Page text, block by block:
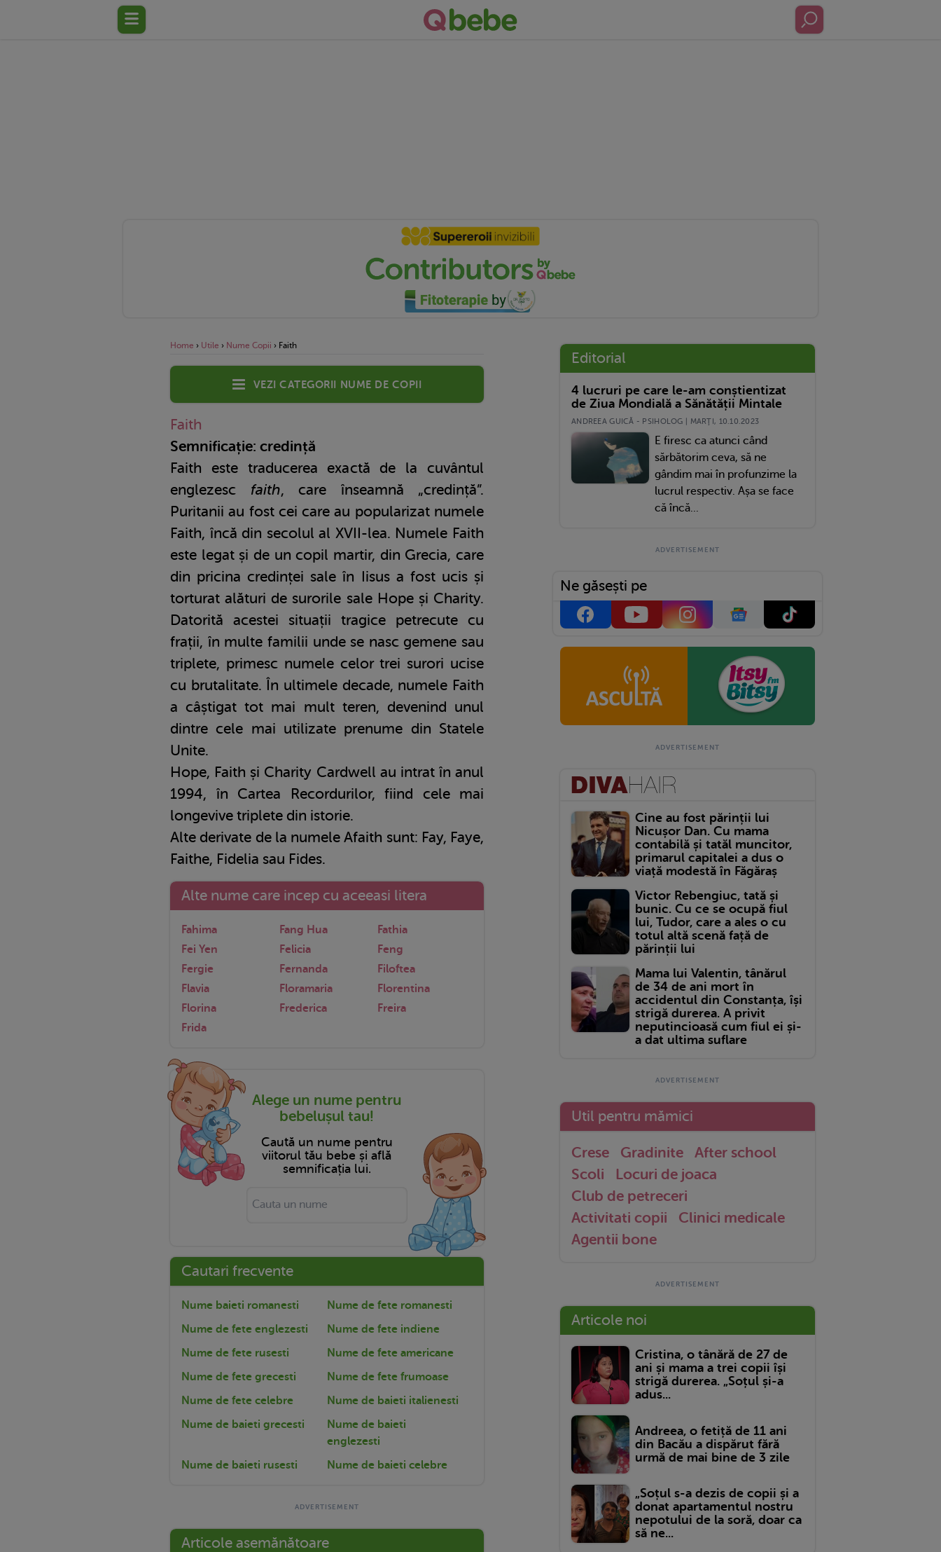
Home › Utile › Nume Copii › Faith
Vezi categorii nume de copii
Faith
Semnificație: credință
Faith este traducerea exactă de la cuvântul
englezesc faith, care înseamnă „credință”.
Puritanii au fost cei care au popularizat numele
Faith, încă din secolul al XVII-lea. Numele Faith
este legat și de un copil martir, din Grecia, care
din pricina credinței sale în Iisus a fost ucis și
torturat alături de surorile sale Hope și Charity.
Datorită acestei situații tragice petrecute cu
frații, în multe familii unde se nasc gemene sau
triplete, primesc numele celor trei surori ucise
cu brutalitate. În ultimele decade, numele Faith
a câștigat tot mai mult teren, devenind unul
dintre cele mai utilizate prenume din Statele
Unite.
Hope, Faith și Charity Cardwell au intrat în anul
1994, în Cartea Recordurilor, fiind cele mai
longevive triplete din istorie.
Alte derivate de la numele Afaith sunt: Fay, Faye,
Faithe, Fidelia sau Fides.
Alte nume care incep cu aceeasi litera
Fahima Fang Hua
Fathia
Fei Yen
Felicia
Feng
Fergie
Fernanda
Filoftea
Flavia
Floramaria
Florentina
Florina
Frederica
Freira
Frida
Alege un nume pentru
bebelușul tau!
Caută un nume pentru
viitorul tău bebe și află
semnificația lui.
Cautari frecvente
Nume baieti romanesti
Nume de fete romanesti
Nume de fete englezesti
Nume de fete indiene
Nume de fete rusesti
Nume de fete americane
Nume de fete grecesti
Nume de fete frumoase
Nume de fete celebre
Nume de baieti italienesti
Nume de baieti grecesti
Nume de baieti
englezesti
Nume de baieti rusesti
Nume de baieti celebre
Articole asemănătoare
Editorial
4 lucruri pe care le-am conștientizat
de Ziua Mondială a Sănătății Mintale
ANDREEA GUICĂ - PSIHOLOG | MARŢI, 10.10.2023
E firesc ca atunci când
sărbătorim ceva, să ne
gândim mai în profunzime la
lucrul respectiv. Așa se face
că încă...
Ne găsești pe
Cine au fost părinții lui
Nicușor Dan. Cu mama
contabilă și tatăl muncitor,
primarul capitalei a dus o
viață modestă în Făgăraș
Victor Rebengiuc, tată și
bunic. Cu ce se ocupă fiul
lui, Tudor, care a ales o cu
totul altă scenă față de
părinții lui
Mama lui Valentin, tânărul
de 34 de ani mort în
accidentul din Constanța, își
strigă durerea. A privit
neputincioasă cum fiul ei și-
a dat ultima suflare
Util pentru mămici
Crese Gradinite
After school
Scoli
Locuri de joaca
Club de petreceri
Activitati copii
Clinici medicale
Agentii bone
Articole noi
Cristina, o tânără de 27 de
ani și mama a trei copii își
strigă durerea. „Soțul și-a
adus...
Andreea, o fetiță de 11 ani
din Bacău a dispărut fără
urmă de mai bine de 3 zile
„Soțul s-a dezis de copii și a
donat apartamentul nostru
nepotului de la soră, doar ca
să ne...